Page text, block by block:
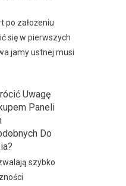
po założeniu
się w pierwszych
jamy ustnej musi
Uwagę
Paneli
Do
szybko